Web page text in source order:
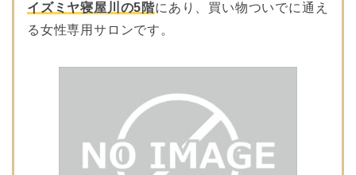
イズミヤ寝屋川の5階にあり、買い物ついでに通え
る女性専用サロンです。